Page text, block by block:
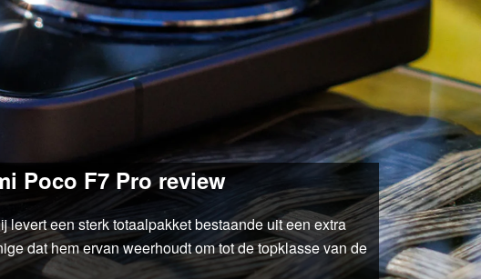
Poco F7 Pro review
een sterk totaalpakket bestaande uit een extra
dat hem ervan weerhoudt om tot de topklasse van de